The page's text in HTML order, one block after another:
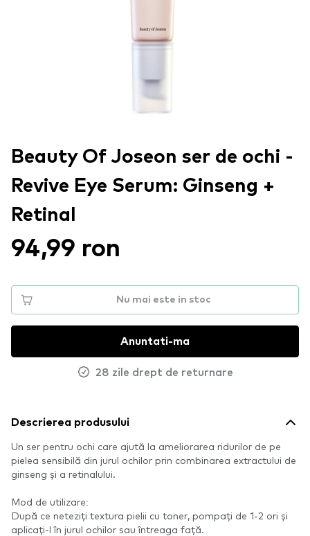
Beauty Of Joseon ser de ochi -
Revive Eye Serum: Ginseng +
Retinal
94,99 ron
Nu mai este in stoc
Anuntati-ma
28 zile drept de returnare
Descrierea produsului
Un ser pentru ochi care ajută la ameliorarea ridurilor de pe
pielea sensibilă din jurul ochilor prin combinarea extractului de
ginseng și a retinalului.
Mod de utilizare:
După ce neteziți textura pielii cu toner, pompați de 1-2 ori și
aplicați-l în jurul ochilor sau întreaga față.